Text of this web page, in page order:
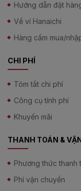
Công dụng
Thuốc khớp
cho người dùng
Cải thiện
chắc khỏe
trạng thoái
nhầy cho
Tác dụng
Hướng dẫn đặt
Về ví Hanaichi
Hàng cấm mua/
CHI PHÍ
Tóm tắt chi phí
Công cụ tính phí
Khuyến mãi
THANH TOÁN &
Phương thức thanh
Phí vận chuyển